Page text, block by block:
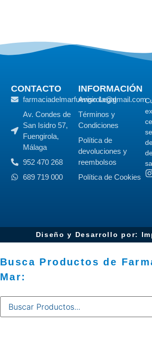
CONTACTO
farmaciadelmarfuengirola@gmail.com
Av. Condes de
San Isidro 57,
Fuengirola,
Málaga
952 470 268
689 719 000
INFORMACIÓN
Aviso Legal
Términos y
Condiciones
Política de
devoluciones y
reembolsos
Política de Cookies
Diseño y Desarrollo por:
Busca Productos de
Mar: